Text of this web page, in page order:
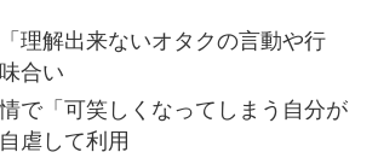
理解出来ないオタクの言動や行
合い
で「可笑しくなってしまう自分が
虐して利用